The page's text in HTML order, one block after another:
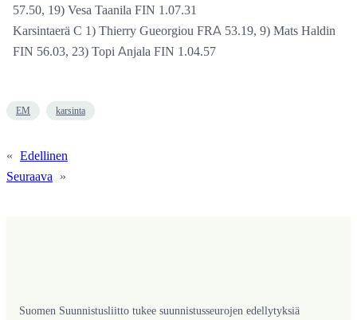
57.50, 19) Vesa Taanila FIN 1.07.31
Karsintaerä C 1) Thierry Gueorgiou FRA 53.19, 9) Mats Haldin
FIN 56.03, 23) Topi Anjala FIN 1.04.57
EM karsinta
« Edellinen
Seuraava »
Suomen Suunnistusliitto tukee suunnistusseurojen edellytyksiä